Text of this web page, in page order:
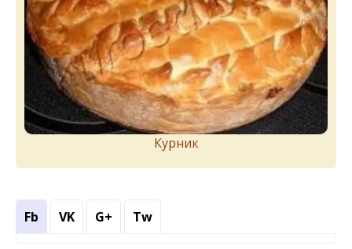
Курник
Fb VK G+ Tw